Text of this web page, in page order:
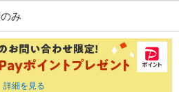
み
詳細を見る